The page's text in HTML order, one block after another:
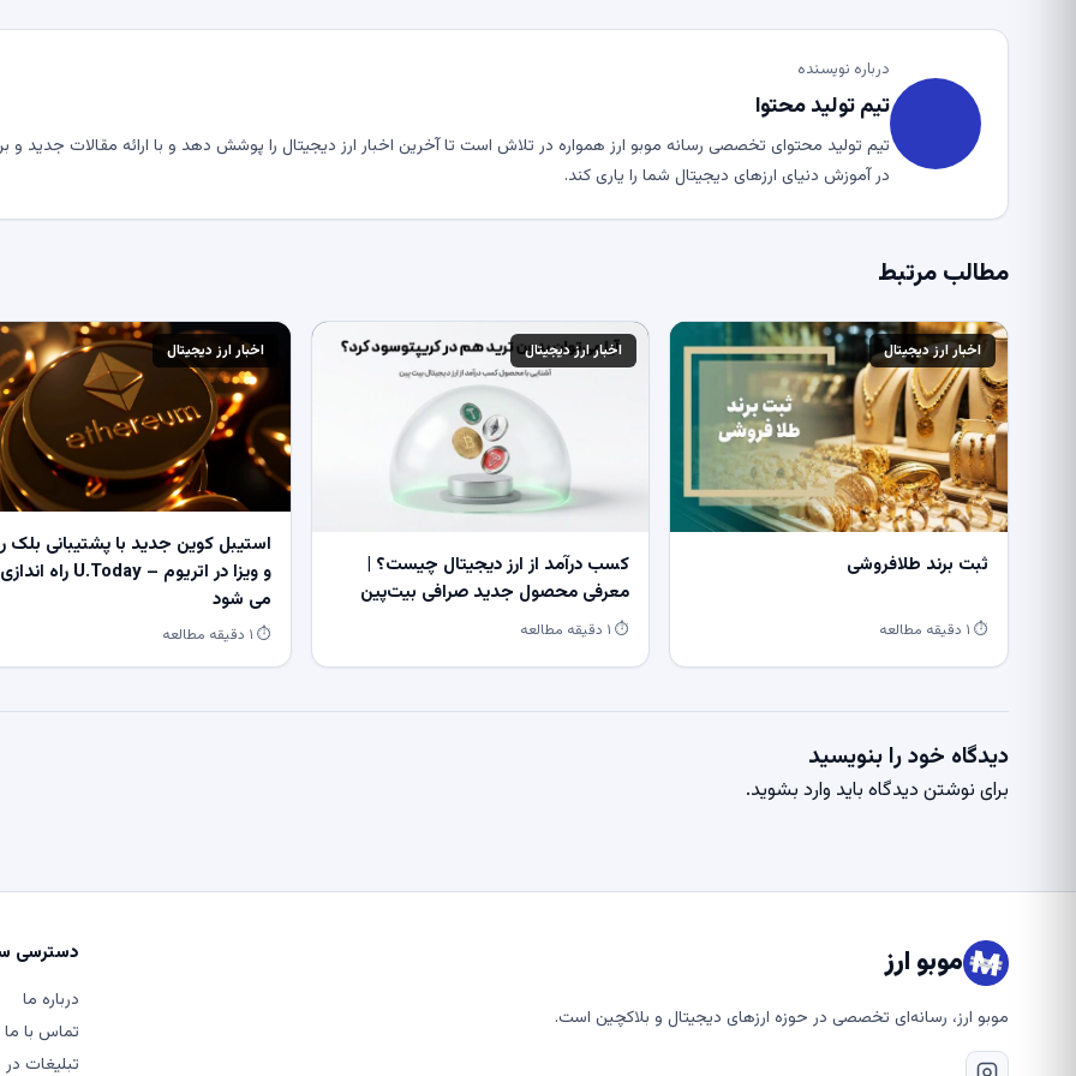
درباره نویسنده
تیم تولید محتوا
تیم تولید محتوای تخصصی رسانه موبو ارز همواره در تلاش است تا آخرین اخبار ارز دیجیتال را پوشش دهد و با ارائه مقالات جدید و
در آموزش دنیای ارزهای دیجیتال شما را یاری کند.
مطالب مرتبط
اخبار ارز دیجیتال
ثبت برند طلافروشی
⏱ ۱ دقیقه مطالعه
اخبار ارز دیجیتال
کسب درآمد از ارز دیجیتال چیست؟ |
معرفی محصول جدید صرافی بیت‌پین
⏱ ۱ دقیقه مطالعه
اخبار ارز دیجیتال
استیبل کوین جدید با پشتیبانی بلک
و ویزا در اتریوم – U.Today راه اندازی
می شود
⏱ ۱ دقیقه مطالعه
دیدگاه خود را بنویسید
برای نوشتن دیدگاه باید وارد بشوید.
موبو ارز
موبو ارز، رسانه‌ای تخصصی در حوزه ارزهای دیجیتال و بلاکچین است.
دسترسی
درباره ما
تماس با ما
تبلیغات در